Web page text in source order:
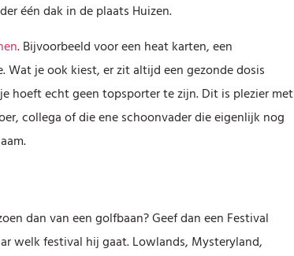
één dak in de plaats Huizen.
. Bijvoorbeeld voor een heat karten, een
je ook kiest, er zit altijd een gezonde dosis
hoeft echt geen topsporter te zijn. Dit is plezier met
collega of die ene schoonvader die eigenlijk nog
dan van een golfbaan? Geef dan een Festival
welk festival hij gaat. Lowlands, Mysteryland,